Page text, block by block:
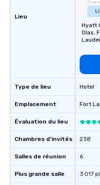
Lieu
Type de lieu
Emplacement
Évaluation du lieu
Chambres d'invités
Salles de réunion
Plus grande salle
Hyatt
Olas,
Hotel
Fort
238
6
3 017